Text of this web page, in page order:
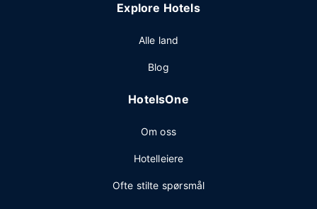
Explore Hotels
Alle land
Blog
HotelsOne
Om oss
Hotelleiere
Ofte stilte spørsmål